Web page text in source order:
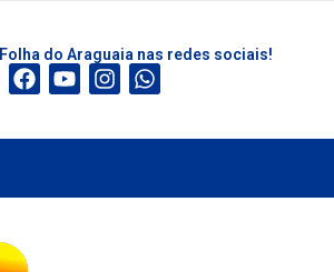
do Araguaia nas redes sociais!